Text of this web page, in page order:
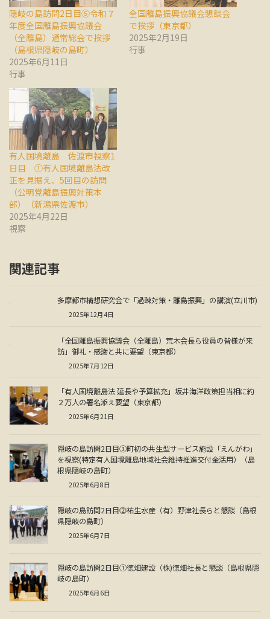
隠岐の島訪問2日目⑤令和７
年度全国離島振興協議会
（全離島）通常総会で挨拶
（島根県隠岐の島町）
2025年6月11日
行事
全国離島振興協議会懇談会
で挨拶（東京都）
2025年2月19日
行事
有人国境離島 佐渡市視察1
日目 ①有人国境離島法改
正を見据え、5回目の訪問
（公明党離島振興対策本
部）（新潟県佐渡市）
2025年4月22日
視察
関連記事
多摩都市構想研究会で「過疎対策・離島振興」の講演(立川市)
2025年12月4日
「全国離島振興協議会（全離島）荒木会長ら役員の皆様が来
訪」御礼・感謝と共に要望（東京都）
2025年7月12日
「有人国境離島法 延長や予算拡充」坂井海洋政策担当相に約
２万人の署名添え要望（東京都）
2025年6月21日
隠岐の島訪問2日目③町初の共生型サービス施設「えんがわ」
を視察(特定有人国境離島地域社会維持推進交付金活用）（島
根県隠岐の島町）
2025年6月8日
隠岐の島訪問2日目⓶祐生水産（有）野津社長らと懇談（島根
県隠岐の島町）
2025年6月7日
隠岐の島訪問2日目①徳畑建設（株)徳畑社長と懇談（島根県隠
岐の島町）
2025年6月6日